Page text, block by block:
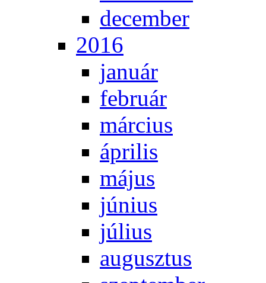
de­cem­ber
2016
ja­nu­ár
feb­ru­ár
már­ci­us
áp­ri­lis
má­jus
jú­ni­us
jú­li­us
au­gusz­tus